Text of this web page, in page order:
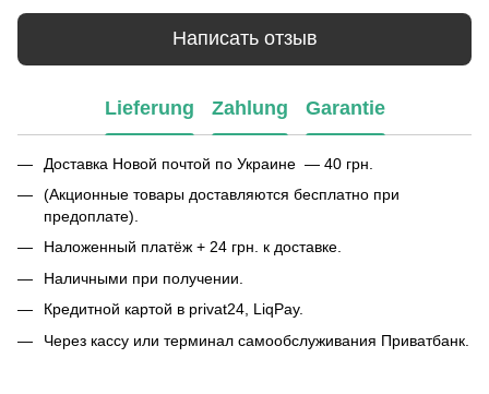
Написать отзыв
Lieferung Zahlung Garantie
Доставка Новой почтой по Украине — 40 грн.
(Акционные товары доставляются бесплатно при
предоплате).
Наложенный платёж + 24 грн. к доставке.
Наличными при получении.
Кредитной картой в privat24, LiqPay.
Через кассу или терминал самообслуживания Приватбанк.